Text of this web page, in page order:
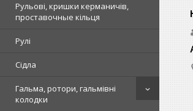
Рульові, кришки керманичів,
проставочные кільця
Рулі
Сідла
Гальма, ротори, гальмівні
колодки